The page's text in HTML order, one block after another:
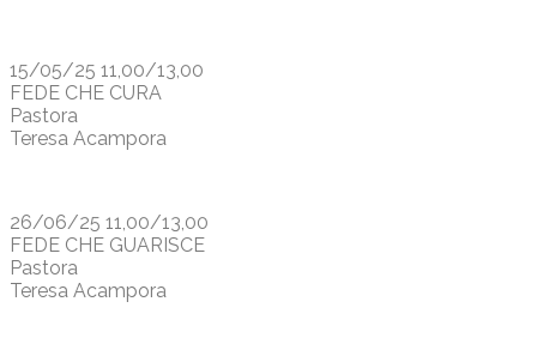
15/05/25 11,00/13,00
FEDE CHE CURA
Pastora
Teresa Acampora
26/06/25 11,00/13,00
FEDE CHE GUARISCE
Pastora
Teresa Acampora